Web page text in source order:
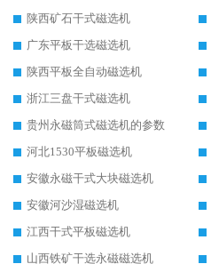
陕西矿石干式磁选机
广东平板干选磁选机
陕西平板全自动磁选机
浙江三盘干式磁选机
贵州永磁筒式磁选机的参数
河北1530平板磁选机
安徽永磁干式大块磁选机
安徽河沙湿磁选机
江西干式平板磁选机
山西铁矿干选永磁磁选机